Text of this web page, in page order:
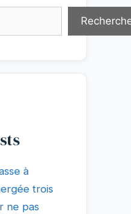
à
trois
ne pas